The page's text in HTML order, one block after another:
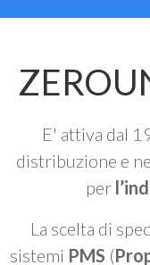
E' attiva dal
distribuzione e
per
La scelta di
sistemi PMS (